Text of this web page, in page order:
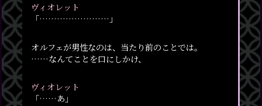
ヴィオレット
「……………………」
オルフェが男性なのは、当たり前のことでは。
……なんてことを口にしかけ、
ヴィオレット
「……あ」